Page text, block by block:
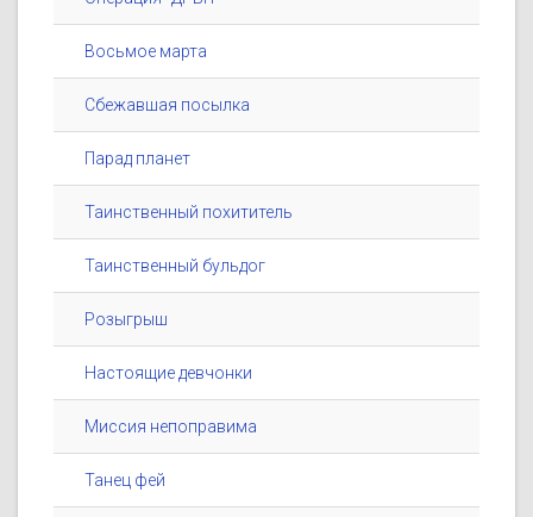
Восьмое марта
Сбежавшая посылка
Парад планет
Таинственный похититель
Таинственный бульдог
Розыгрыш
Настоящие девчонки
Миссия непоправима
Танец фей